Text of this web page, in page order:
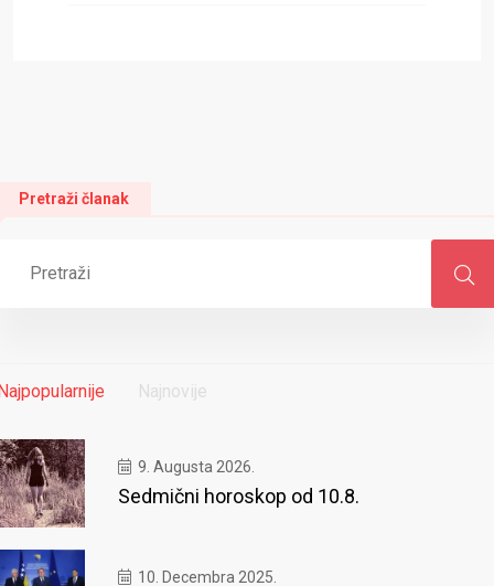
Pretraži članak
Najnovije
9. Augusta 2026.
Sedmični horoskop od 10.8.
10. Decembra 2025.